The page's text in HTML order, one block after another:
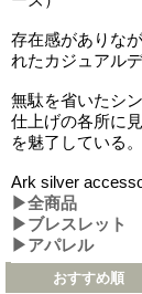
存在感がありな
れたカジュアル
無駄を省いたシ
仕上げの各所に
を魅了している。
Ark silver
▶全商品
▶ブレスレット
▶アパレル
おすすめ順